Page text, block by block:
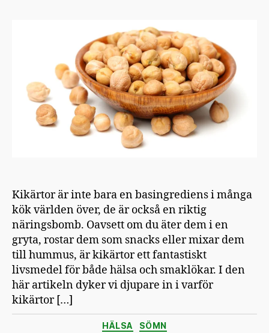
och
fullproppat
med
hälsofördelar
Kikärtor är inte bara en basingrediens i många
kök världen över, de är också en riktig
näringsbomb. Oavsett om du äter dem i en
gryta, rostar dem som snacks eller mixar dem
till hummus, är kikärtor ett fantastiskt
livsmedel för både hälsa och smaklökar. I den
här artikeln dyker vi djupare in i varför
kikärtor […]
Kategorier
HÄLSA SÖMN